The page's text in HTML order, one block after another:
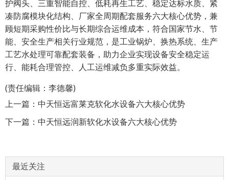
护阀头、三重智能自控、低耗再生工艺、稳定达标水质、紧
凑防腐模块化结构、厂家全周期配套服务六大核心优势，兼
顾短期采购性价比与长期综合运维成本，符合国家节水、节
能、安全生产相关行业规范，是工业锅炉、换热系统、生产
工艺水处理可靠配套装备，助力企业实现设备安全稳定运
行、能耗合理管控、人工运维减负多重实际效益。
(责任编辑：李德馨)
上一篇： 中天恒远富莱克软化水设备六大核心优势
下一篇： 中天恒远润新软化水设备六大核心优势
最近关注